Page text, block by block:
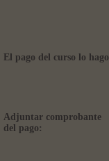
El pago del curso lo hago
Adjuntar comprobante
del pago: